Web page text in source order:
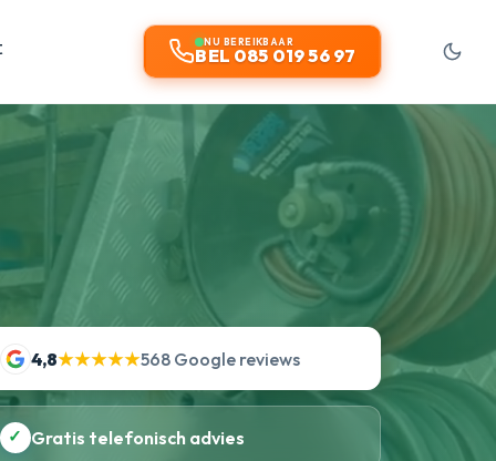
NU BEREIKBAAR
BEL 085 019 56 97
4,8★★★★★568 Google reviews
✓ Gratis telefonisch advies